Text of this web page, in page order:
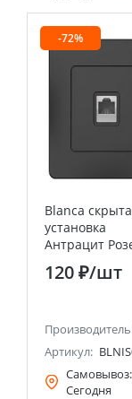
(ранее Schneider
-72%
Blanca
установка
Антрацит
ТЛФ RJ11
Electric
120 ₽/шт
Артикул:
Самовывоз:
Сегодня